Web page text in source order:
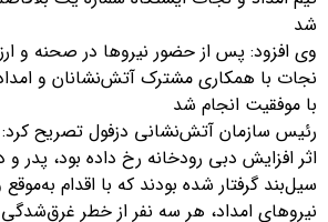
شد
وی افزود: پس از حضور نیروها در صحنه و
نجات با همکاری مشترک آتش‌نشانان و
با موفقیت انجام شد
رئیس سازمان آتش‌نشانی دزفول تصریح کرد:
اثر افزایش دبی رودخانه رخ داده بود، پدر
سیل‌بند گرفتار شده بودند که با اقدام
نیروهای امداد، هر سه نفر از خطر